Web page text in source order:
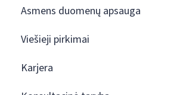
Asmens duomenų apsauga
Viešieji pirkimai
Karjera